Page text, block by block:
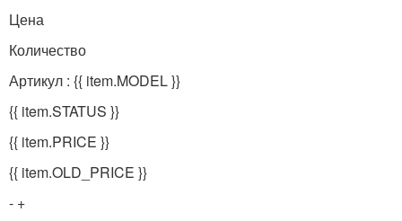
Цена
Количество
Артикул : {{ item.MODEL }}
{{ item.STATUS }}
{{ item.PRICE }}
{{ item.OLD_PRICE }}
- +